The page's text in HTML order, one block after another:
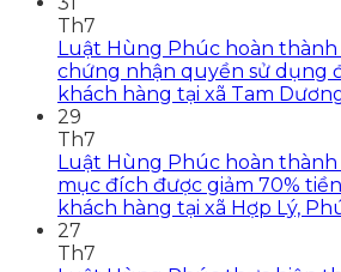
Th7
Luật Hùng Phúc hoàn thành
chứng nhận quyền sử dụng
khách hàng tại xã Tam
29
Th7
Luật Hùng Phúc hoàn thành
mục đích được giảm 70%
khách hàng tại xã Hợp Lý,
27
Th7